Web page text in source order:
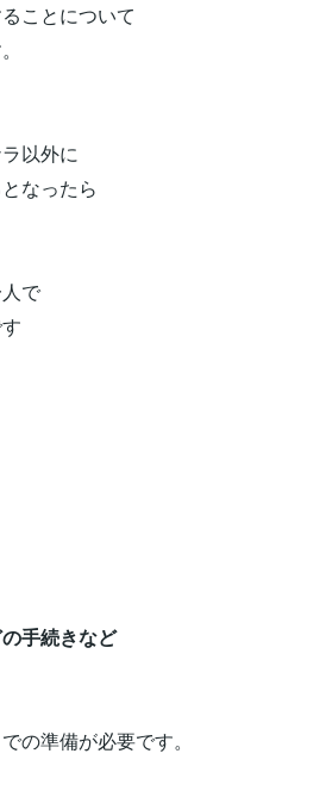
ことについて
以外に
なったら
で
手続きなど
の準備が必要です。